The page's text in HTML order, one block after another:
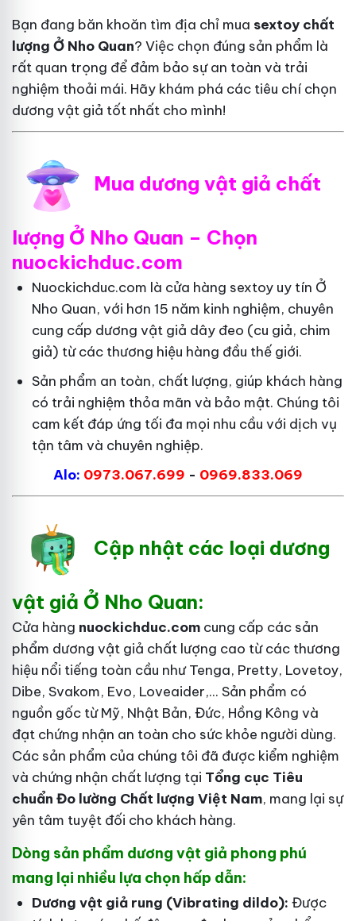
Bạn đang băn khoăn tìm địa chỉ mua sextoy chất
lượng Ở Nho Quan? Việc chọn đúng sản phẩm là
rất quan trọng để đảm bảo sự an toàn và trải
nghiệm thoải mái. Hãy khám phá các tiêu chí chọn
dương vật giả tốt nhất cho mình!
Mua dương vật giả chất
lượng Ở Nho Quan – Chọn
nuockichduc.com
Nuockichduc.com là cửa hàng sextoy uy tín Ở
Nho Quan, với hơn 15 năm kinh nghiệm, chuyên
cung cấp dương vật giả dây đeo (cu giả, chim
giả) từ các thương hiệu hàng đầu thế giới.
Sản phẩm an toàn, chất lượng, giúp khách hàng
có trải nghiệm thỏa mãn và bảo mật. Chúng tôi
cam kết đáp ứng tối đa mọi nhu cầu với dịch vụ
tận tâm và chuyên nghiệp.
Alo: 0973.067.699 - 0969.833.069
Cập nhật các loại dương
vật giả Ở Nho Quan:
Cửa hàng nuockichduc.com cung cấp các sản
phẩm dương vật giả chất lượng cao từ các thương
hiệu nổi tiếng toàn cầu như Tenga, Pretty, Lovetoy,
Dibe, Svakom, Evo, Loveaider,... Sản phẩm có
nguồn gốc từ Mỹ, Nhật Bản, Đức, Hồng Kông và
đạt chứng nhận an toàn cho sức khỏe người dùng.
Các sản phẩm của chúng tôi đã được kiểm nghiệm
và chứng nhận chất lượng tại Tổng cục Tiêu
chuẩn Đo lường Chất lượng Việt Nam, mang lại sự
yên tâm tuyệt đối cho khách hàng.
Dòng sản phẩm dương vật giả phong phú
mang lại nhiều lựa chọn hấp dẫn:
Dương vật giả rung (Vibrating dildo): Được